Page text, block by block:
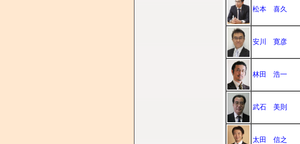
松本 喜久
安川 寛彦
林田 浩一
武石 美則
太田 信之